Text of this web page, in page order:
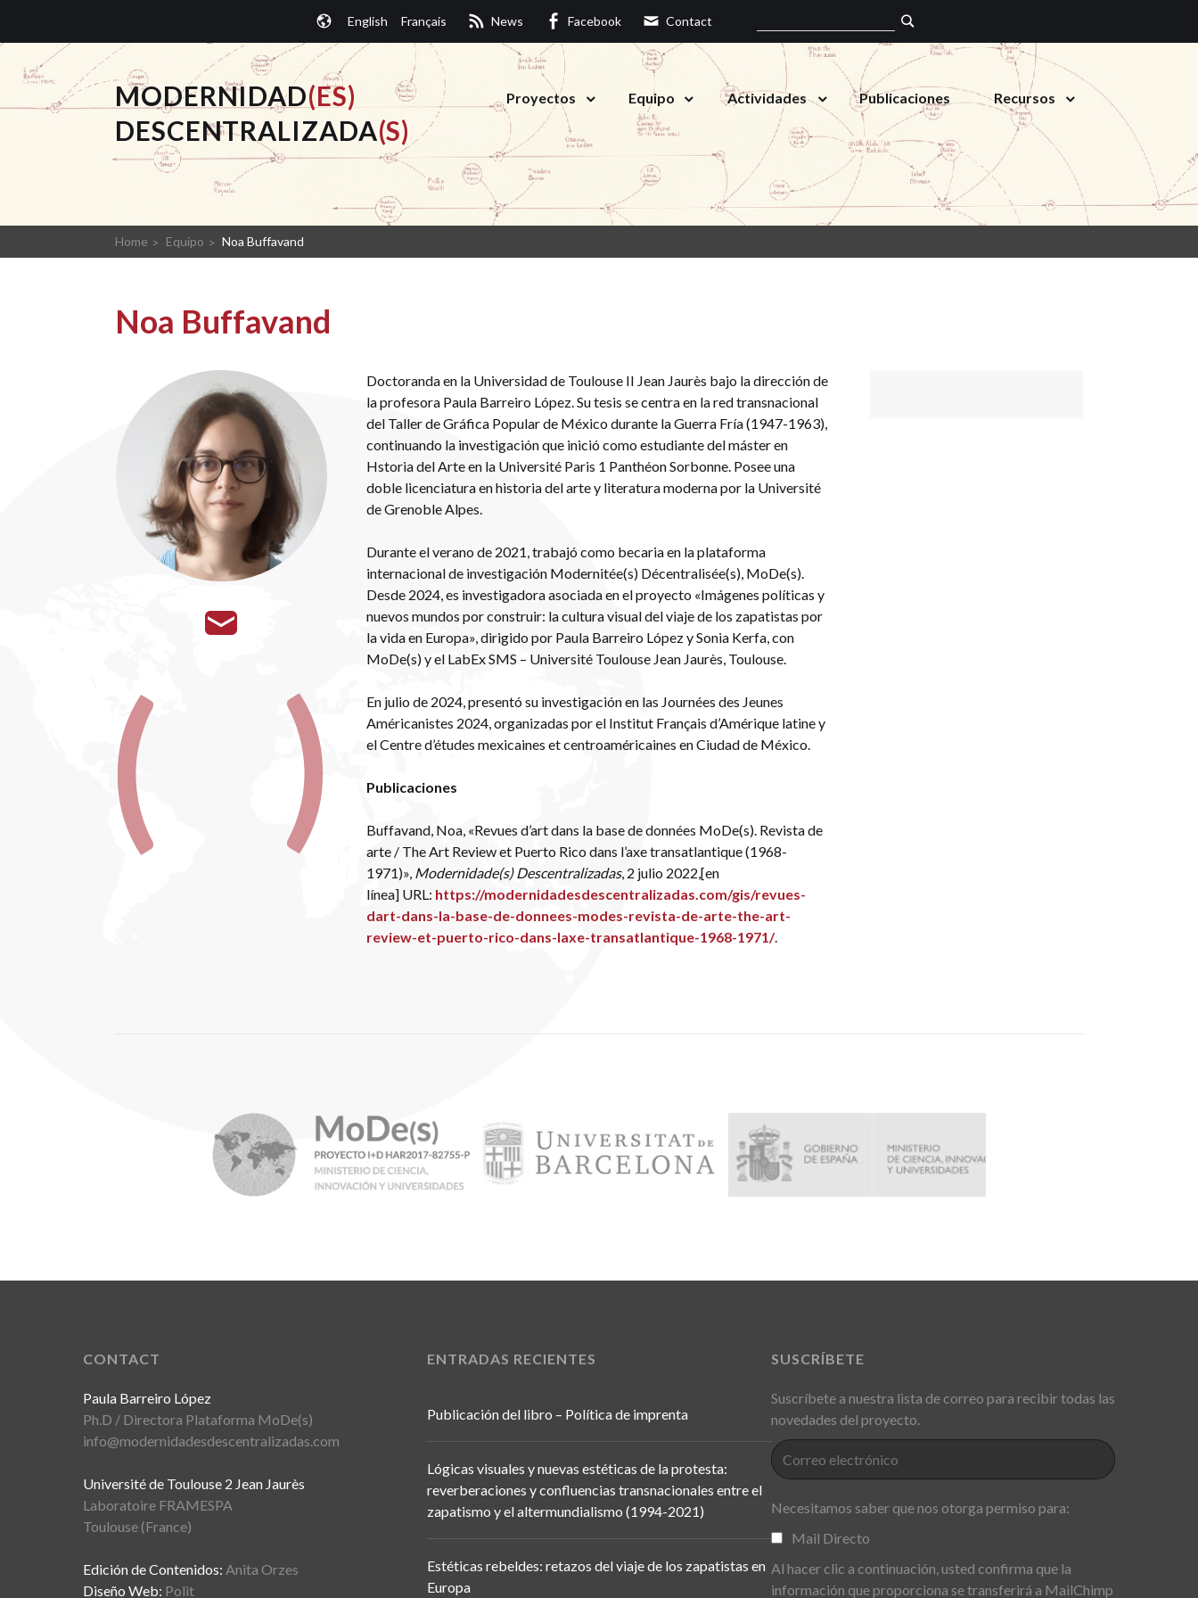
contenido.
English Français News Facebook Contact
MODERNIDAD(ES)
DESCENTRALIZADA(S)
Proyectos Equipo Actividades Publicaciones Recursos
Home Equipo Noa Buffavand
Noa Buffavand
Doctoranda en la Universidad de Toulouse II Jean Jaurès bajo la dirección de
la profesora Paula Barreiro López. Su tesis se centra en la red transnacional
del Taller de Gráfica Popular de México durante la Guerra Fría (1947-1963),
continuando la investigación que inició como estudiante del máster en
Hstoria del Arte en la Université Paris 1 Panthéon Sorbonne. Posee una
doble licenciatura en historia del arte y literatura moderna por la Université
de Grenoble Alpes.
Durante el verano de 2021, trabajó como becaria en la plataforma
internacional de investigación Modernitée(s) Décentralisée(s), MoDe(s).
Desde 2024, es investigadora asociada en el proyecto «Imágenes políticas y
nuevos mundos por construir: la cultura visual del viaje de los zapatistas por
la vida en Europa», dirigido por Paula Barreiro López y Sonia Kerfa, con
MoDe(s) y el LabEx SMS – Université Toulouse Jean Jaurès, Toulouse.
En julio de 2024, presentó su investigación en las Journées des Jeunes
Américanistes 2024, organizadas por el Institut Français d’Amérique latine y
el Centre d’études mexicaines et centroaméricaines en Ciudad de México.
Publicaciones
Buffavand, Noa, «Revues d’art dans la base de données MoDe(s). Revista de
arte / The Art Review et Puerto Rico dans l’axe transatlantique (1968-
1971)», Modernidade(s) Descentralizadas, 2 julio 2022,[en
línea] URL: https://modernidadesdescentralizadas.com/gis/revues-
dart-dans-la-base-de-donnees-modes-revista-de-arte-the-art-
review-et-puerto-rico-dans-laxe-transatlantique-1968-1971/.
CONTACT
Paula Barreiro López
Ph.D / Directora Plataforma MoDe(s)
info@modernidadesdescentralizadas.com
Université de Toulouse 2 Jean Jaurès
Laboratoire FRAMESPA
Toulouse (France)
Edición de Contenidos: Anita Orzes
Diseño Web: Polit
ENTRADAS RECIENTES
Publicación del libro – Política de imprenta
Lógicas visuales y nuevas estéticas de la protesta:
reverberaciones y confluencias transnacionales entre el
zapatismo y el altermundialismo (1994-2021)
Estéticas rebeldes: retazos del viaje de los zapatistas en
Europa
SUSCRÍBETE
Suscríbete a nuestra lista de correo para recibir todas las
novedades del proyecto.
Necesitamos saber que nos otorga permiso para:
Mail Directo
Al hacer clic a continuación, usted confirma que la
información que proporciona se transferirá a MailChimp